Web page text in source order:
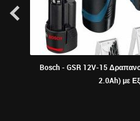
Bosch - GSR 12V-15
2.0Ah) με